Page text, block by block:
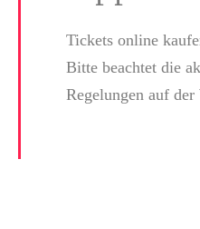
Tickets online
Bitte beachtet die
Regelungen auf der